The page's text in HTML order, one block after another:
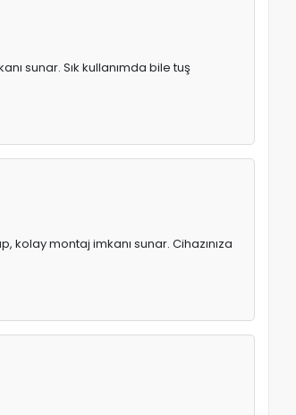
sunar. Sık kullanımda bile tuş
montaj imkanı sunar. Cihazınıza